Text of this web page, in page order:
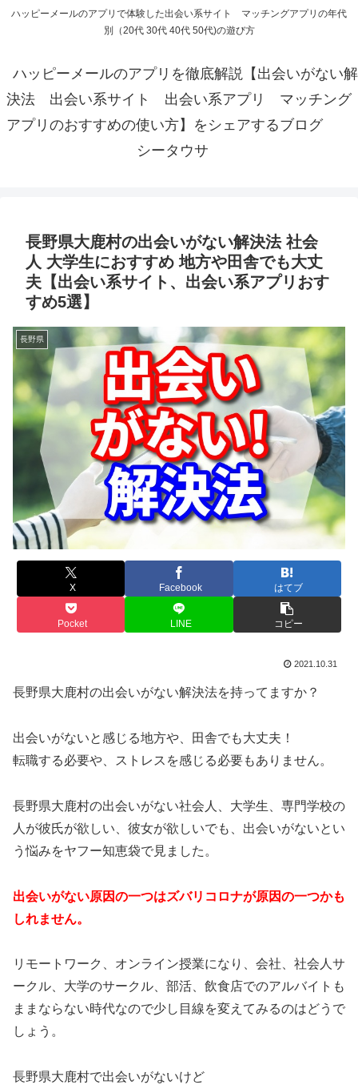
ハッピーメールのアプリで体験した出会い系サイト マッチングアプリの年代
別（20代 30代 40代 50代)の遊び方
ハッピーメールのアプリを徹底解説【出会いがない解
決法 出会い系サイト 出会い系アプリ マッチング
アプリのおすすめの使い方】をシェアするブログ
シータウサ
長野県大鹿村の出会いがない解決法 社会
人 大学生におすすめ 地方や田舎でも大丈
夫【出会い系サイト、出会い系アプリおす
すめ5選】
長野県
X Facebook はてブ
Pocket LINE コピー
2021.10.31
長野県大鹿村の出会いがない解決法を持ってますか？
出会いがないと感じる地方や、田舎でも大丈夫！
転職する必要や、ストレスを感じる必要もありません。
長野県大鹿村の出会いがない社会人、大学生、専門学校の
人が彼氏が欲しい、彼女が欲しいでも、出会いがないとい
う悩みをヤフー知恵袋で見ました。
出会いがない原因の一つはズバリコロナが原因の一つかも
しれません。
リモートワーク、オンライン授業になり、会社、社会人サ
ークル、大学のサークル、部活、飲食店でのアルバイトも
ままならない時代なので少し目線を変えてみるのはどうで
しょう。
長野県大鹿村で出会いがないけど